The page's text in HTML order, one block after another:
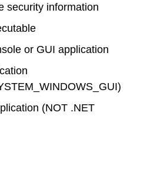
security information
or GUI application
(NOT .NET